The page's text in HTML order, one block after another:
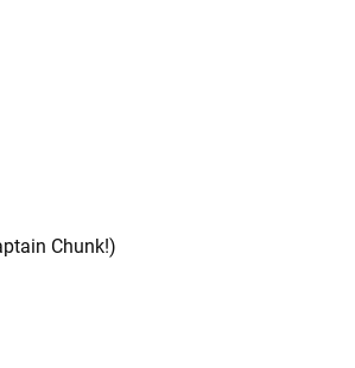
Chunk!)